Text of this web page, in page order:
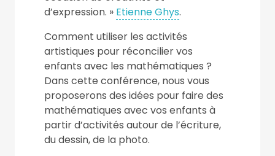
d’expression. » Etienne Ghys.
Comment utiliser les activités
artistiques pour réconcilier vos
enfants avec les mathématiques ?
Dans cette conférence, nous vous
proposerons des idées pour faire des
mathématiques avec vos enfants à
partir d’activités autour de l’écriture,
du dessin, de la photo.